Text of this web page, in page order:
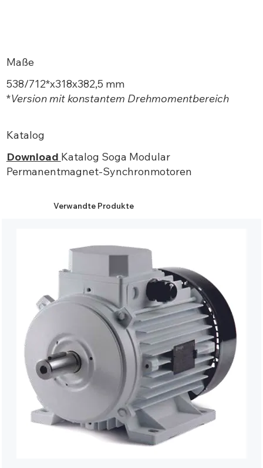
Maße
538/712*x318x382,5 mm
*Version mit konstantem Drehmomentbereich
Katalog
Download Katalog Soga Modular
Permanentmagnet-Synchronmotoren
Verwandte Produkte